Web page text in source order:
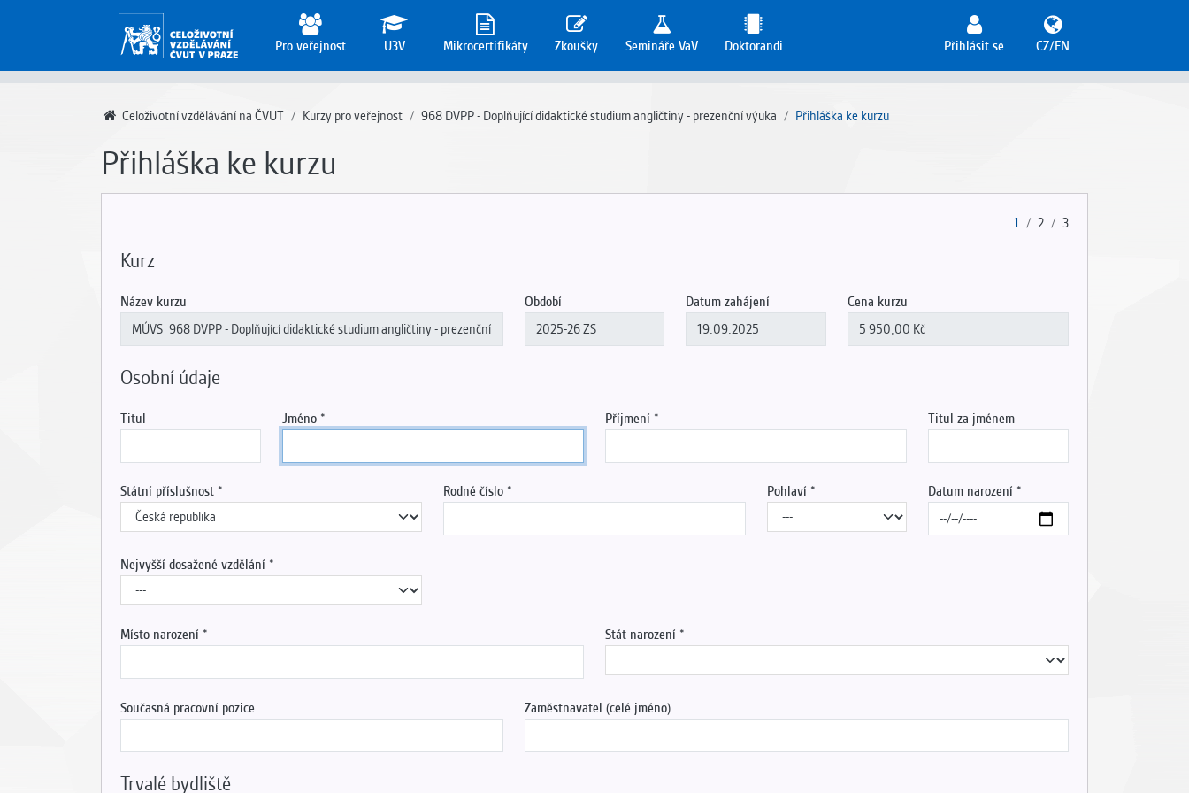
Pro veřejnost U3V Mikrocertifikáty Zkoušky Semináře VaV Doktorandi Přihlásit se CZ/EN
Celoživotní vzdělávání na ČVUT Kurzy pro veřejnost 968 DVPP - Doplňující didaktické studium angličtiny - prezenční výuka Přihláška ke kurzu
Přihláška ke kurzu
1 2 3
Kurz
Název kurzu Období Datum zahájení Cena kurzu
Osobní údaje
Titul Jméno Příjmení Titul za jménem
Státní příslušnost Rodné číslo Pohlaví Datum narození
Nejvyšší dosažené vzdělání
Místo narození Stát narození
Současná pracovní pozice Zaměstnavatel (celé jméno)
Trvalé bydliště